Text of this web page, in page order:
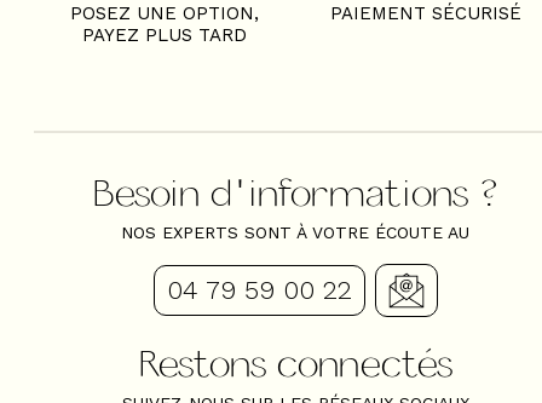
POSEZ UNE OPTION,
PAYEZ PLUS TARD
PAIEMENT SÉCURISÉ
Besoin d'informations ?
NOS EXPERTS SONT À VOTRE ÉCOUTE AU
04 79 59 00 22
Restons connectés